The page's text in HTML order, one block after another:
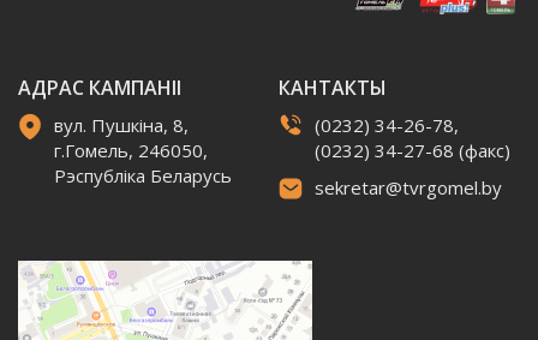
АДРАС КАМПАНІІ
вул. Пушкіна, 8,
г.Гомель, 246050,
Рэспубліка Беларусь
КАНТАКТЫ
(0232) 34-26-78,
(0232) 34-27-68 (факс)
sekretar@tvrgomel.by